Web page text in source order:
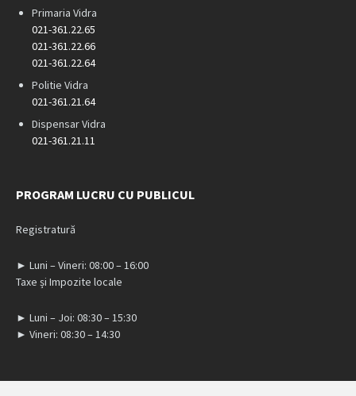
Primaria Vidra
021-361.22.65
021-361.22.66
021-361.22.64
Politie Vidra
021-361.21.64
Dispensar Vidra
021-361.21.11
PROGRAM LUCRU CU PUBLICUL
Registratură
► Luni – Vineri: 08:00 – 16:00
Taxe și Impozite locale
► Luni – Joi: 08:30 – 15:30
► Vineri: 08:30 – 14:30